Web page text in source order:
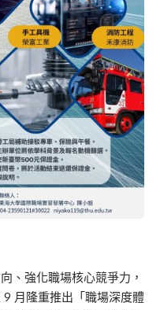
、強化職場核心競爭力，
月隆重推出「職場深度體